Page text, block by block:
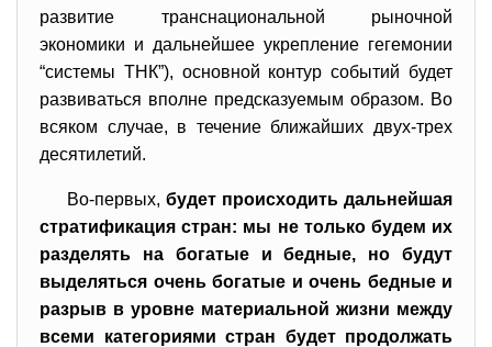
развитие транснациональной рыночной
экономики и дальнейшее укрепление гегемонии
“системы ТНК”), основной контур событий будет
развиваться вполне предсказуемым образом. Во
всяком случае, в течение ближайших двух-трех
десятилетий.
Во-первых, будет происходить дальнейшая
стратификация стран: мы не только будем их
разделять на богатые и бедные, но будут
выделяться очень богатые и очень бедные и
разрыв в уровне материальной жизни между
всеми категориями стран будет продолжать